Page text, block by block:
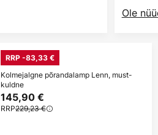
Ole
RRP -83,33 €
Kolmejalgne põrandalamp Lenn, must-
kuldne
145,90 €
RRP229,23 €